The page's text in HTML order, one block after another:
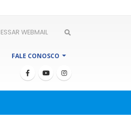
WEBMAIL
FALE CONOSCO